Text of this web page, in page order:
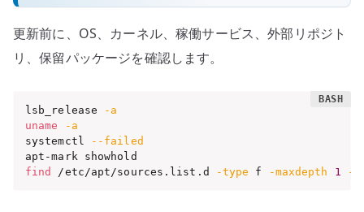
更新前に、OS、カーネル、稼働サービス、外部リポジト
リ、保留パッケージを確認します。
lsb_release
-a
uname
-a
systemctl
--failed
find
/etc/apt/sources.list.d -type f -maxdepth 1 -